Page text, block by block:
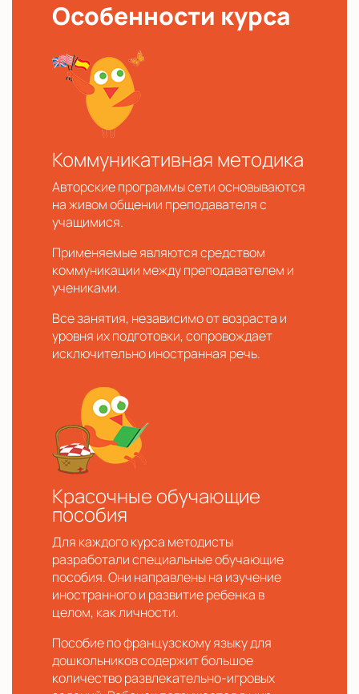
Особенности курса
Коммуникативная методика
Авторские программы сети основываются
на живом общении преподавателя с
учащимися.
Применяемые являются средством
коммуникации между преподавателем и
учениками.
Все занятия, независимо от возраста и
уровня их подготовки, сопровождает
исключительно иностранная речь.
Красочные обучающие
пособия
Для каждого курса методисты
разработали специальные обучающие
пособия. Они направлены на изучение
иностранного и развитие ребенка в
целом, как личности.
Пособие по французскому языку для
дошкольников содержит большое
количество развлекательно-игровых